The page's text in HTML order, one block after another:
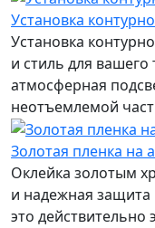
Установка
Установка
и стиль для вашего
атмосферная
неотъемлемой
Золотая пленка на
Оклейка золотым
и надежная
это действительно